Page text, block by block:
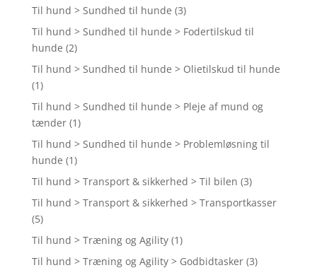
Til hund > Sundhed til hunde (3)
Til hund > Sundhed til hunde > Fodertilskud til
hunde (2)
Til hund > Sundhed til hunde > Olietilskud til hunde
(1)
Til hund > Sundhed til hunde > Pleje af mund og
tænder (1)
Til hund > Sundhed til hunde > Problemløsning til
hunde (1)
Til hund > Transport & sikkerhed > Til bilen (3)
Til hund > Transport & sikkerhed > Transportkasser
(5)
Til hund > Træning og Agility (1)
Til hund > Træning og Agility > Godbidtasker (3)